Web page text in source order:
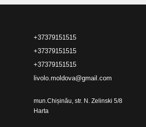
+37379151515
+37379151515
+37379151515
livolo.moldova@gmail.com
mun.Chișinău, str. N. Zelinski 5/8
Harta